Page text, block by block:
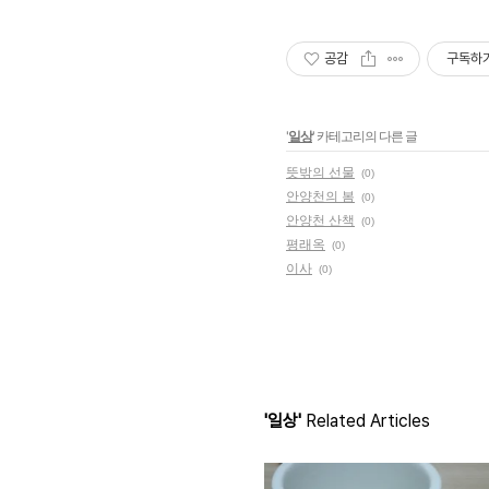
공감 구독하
'일상' 카테고리의 다른 글
뜻밖의 선물 (0)
안양천의 봄 (0)
안양천 산책 (0)
평래옥 (0)
이사 (0)
'일상' Related Articles